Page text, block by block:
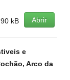
Abrir
kB
e
Arco da